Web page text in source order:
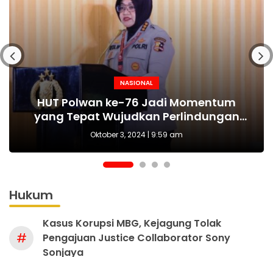
NASIONAL
HUT Polwan ke-76 Jadi Momentum
yang Tepat Wujudkan Perlindungan
Perempuan dan Anak
NASIONAL
MAKI Sebut Seleksi Capim KPK Tidak Sah
Sejak Awal, Harusnya Dilakukan Era
Prabowo
Oktober 3, 2024 | 9:36 am
NASIONAL
Polda Metro Jaya Kembali Tangkap 1
Tersangka Kasus Pembubaran Paksa
Diskusi di Kemang
BERITA
Kejari tetapkan Kades Sejahtera Sigi
tersangka korupsi ADD
Hukum
#
Kasus Korupsi MBG, Kejagung Tolak
Pengajuan Justice Collaborator Sony
Sonjaya